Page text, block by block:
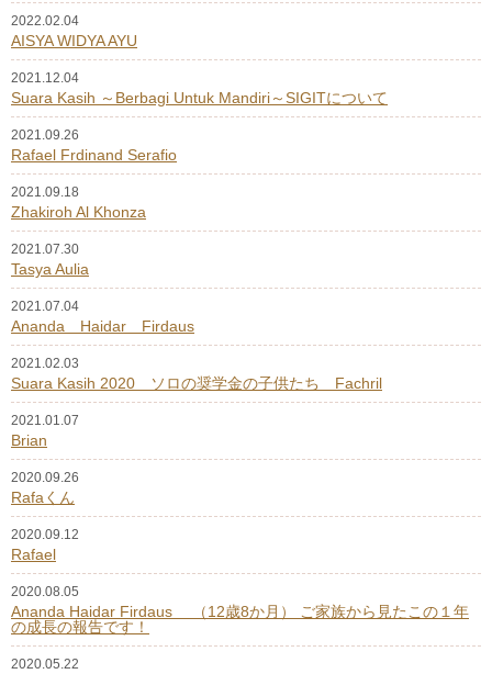
2022.02.04
AISYA WIDYA AYU
2021.12.04
Suara Kasih ～Berbagi Untuk Mandiri～SIGITについて
2021.09.26
Rafael Frdinand Serafio
2021.09.18
Zhakiroh Al Khonza
2021.07.30
Tasya Aulia
2021.07.04
Ananda Haidar Firdaus
2021.02.03
Suara Kasih 2020 ソロの奨学金の子供たち Fachril
2021.01.07
Brian
2020.09.26
Rafaくん
2020.09.12
Rafael
2020.08.05
Ananda Haidar Firdaus （12歳8か月） ご家族から見たこの１年
の成長の報告です！
2020.05.22